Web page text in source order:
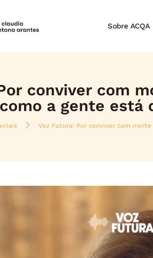
Sobre ACQA
conviver com
a gente está
Voz Futura: Por conviver com